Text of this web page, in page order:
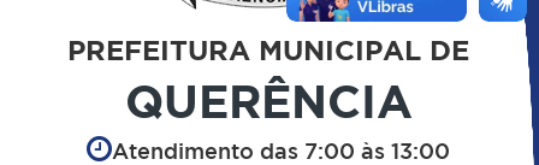
PREFEITURA MUNICIPAL DE
QUERÊNCIA
Atendimento das 7:00 às 13:00